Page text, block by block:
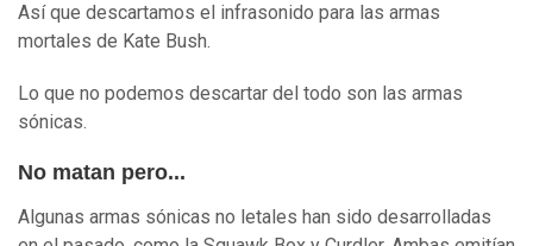
Así que descartamos el infrasonido para las armas
mortales de Kate Bush.
Lo que no podemos descartar del todo son las armas
sónicas.
No matan pero...
Algunas armas sónicas no letales han sido desarrolladas